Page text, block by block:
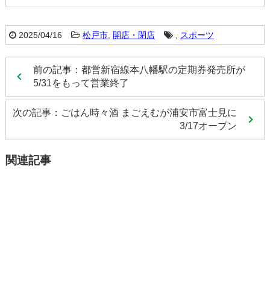
2025/04/16 松戸市, 開店・閉店 , スポーツ
前の記事：都営新宿線本八幡駅の定期券発売所が
5/31をもって営業終了
次の記事：ごはん時々酒 まごえむが浦安市富士見に
3/17オープン
関連記事